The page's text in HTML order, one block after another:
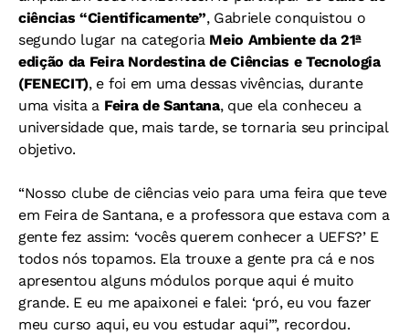
ciências “Cientificamente”, Gabriele conquistou o
segundo lugar na categoria Meio Ambiente da 21ª
edição da Feira Nordestina de Ciências e Tecnologia
(FENECIT), e foi em uma dessas vivências, durante
uma visita a Feira de Santana, que ela conheceu a
universidade que, mais tarde, se tornaria seu principal
objetivo.
“Nosso clube de ciências veio para uma feira que teve
em Feira de Santana, e a professora que estava com a
gente fez assim: ‘vocês querem conhecer a UEFS?’ E
todos nós topamos. Ela trouxe a gente pra cá e nos
apresentou alguns módulos porque aqui é muito
grande. E eu me apaixonei e falei: ‘pró, eu vou fazer
meu curso aqui, eu vou estudar aqui’”, recordou.